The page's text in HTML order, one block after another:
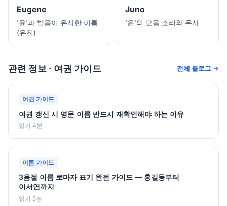
Eugene
'윤'과 발음이 유사한 이름
(유진)
Juno
'윤'의 모음 소리와 유사
관련 정보 · 여권 가이드 전체 블로그 →
여권 가이드
여권 갱신 시 영문 이름 반드시 재확인해야 하는 이유
읽기 4분
이름 가이드
3음절 이름 로마자 표기 완전 가이드 — 홍길동부터
이서연까지
읽기 5분